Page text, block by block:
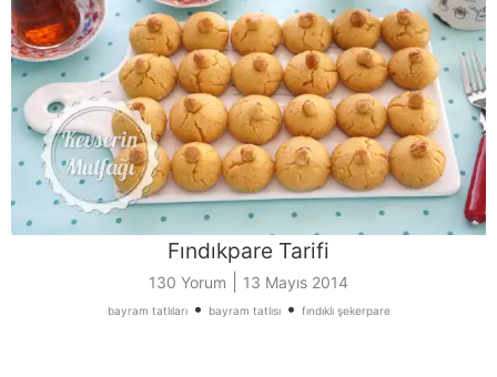
Fındıkpare Tarifi
130 Yorum 13 Mayıs 2014
bayram tatlıları• bayram tatlısı• fındıklı şekerpare